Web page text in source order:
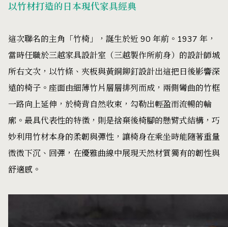
以竹材打造的日本現代家具經典
這次聯名的主角「竹椅」，誕生於近 90 年前。1937 年，
當時任職於三越家具設計室（三越製作所前身）的設計師城
所右文次，以竹條、夾板與黃銅鉚釘設計出這把日後影響深
遠的椅子。座面由細薄竹片層層排列而成，兩側彎曲的竹框
一路向上延伸，於椅背自然收束，勾勒出輕盈而流暢的輪
廓。最具代表性的特徵，則是捨棄後椅腳的懸臂式結構，巧
妙利用竹材本身的柔韌與彈性，讓椅身在乘坐時能隨著重量
微微下沉、回彈，在優雅曲線中展現天然材質獨有的韌性與
舒適感。